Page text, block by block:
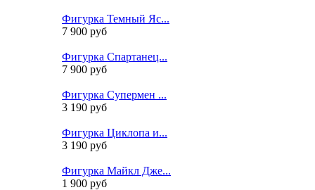
Фигурка Темный Яс...
7 900 руб
Фигурка Спартанец...
7 900 руб
Фигурка Супермен ...
3 190 руб
Фигурка Циклопа и...
3 190 руб
Фигурка Майкл Дже...
1 900 руб